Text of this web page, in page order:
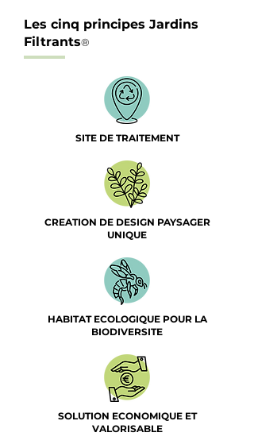
Les cinq principes Jardins
Filtrants®
SITE DE TRAITEMENT
CREATION DE DESIGN PAYSAGER
UNIQUE
HABITAT ECOLOGIQUE POUR LA
BIODIVERSITE
SOLUTION ECONOMIQUE ET
VALORISABLE